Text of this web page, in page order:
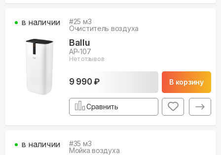
#25 м3
Очиститель воздуха
Ballu
AP-107
Нет отзывов
9 990 ₽ В корзину
в наличии
Сравнить
#35 м3
Мойка воздуха
в наличии